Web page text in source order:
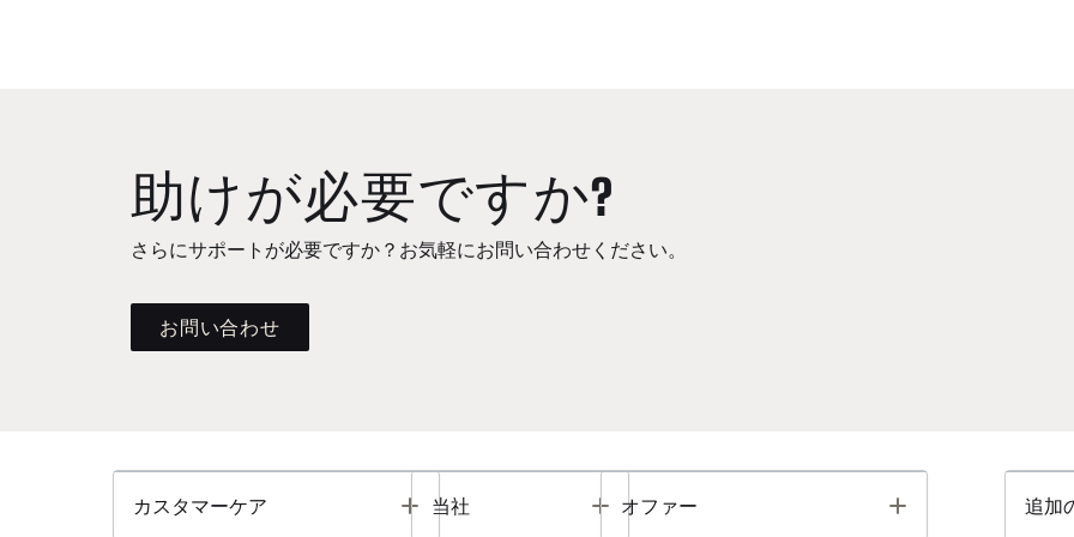
助けが必要ですか?
さらにサポートが必要ですか？お気軽にお問い合わせください。
お問い合わせ
カスタマーケア Toggle
当社 Toggle
オファー Toggle 追加